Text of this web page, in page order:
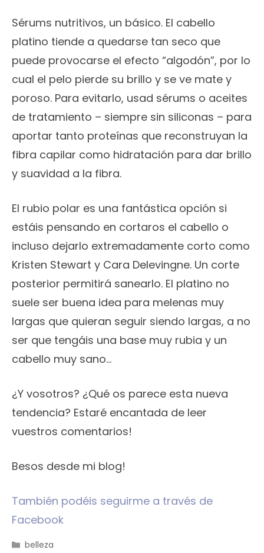
Sérums nutritivos, un básico. El cabello
platino tiende a quedarse tan seco que
puede provocarse el efecto “algodón”, por lo
cual el pelo pierde su brillo y se ve mate y
poroso. Para evitarlo, usad sérums o aceites
de tratamiento – siempre sin siliconas – para
aportar tanto proteínas que reconstruyan la
fibra capilar como hidratación para dar brillo
y suavidad a la fibra.
El rubio polar es una fantástica opción si
estáis pensando en cortaros el cabello o
incluso dejarlo extremadamente corto como
Kristen Stewart y Cara Delevingne. Un corte
posterior permitirá sanearlo. El platino no
suele ser buena idea para melenas muy
largas que quieran seguir siendo largas, a no
ser que tengáis una base muy rubia y un
cabello muy sano…
¿Y vosotros? ¿Qué os parece esta nueva
tendencia? Estaré encantada de leer
vuestros comentarios!
Besos desde mi blog!
También podéis seguirme a través de
Facebook
Categorías
belleza